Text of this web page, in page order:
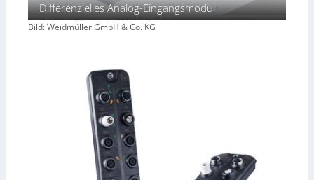
Differenzielles Analog-Eingangsmodul
Bild: Weidmüller GmbH & Co. KG